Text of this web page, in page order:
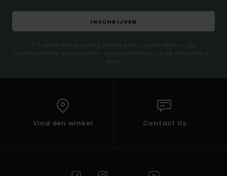
INSCHRIJVEN
(*) Aanbieding geldig online voor nieuwe leden - De
gedetailleerde voorwaarden zijn beschikbaar in de welkomst e-
mail
Vind een winkel Contact Us